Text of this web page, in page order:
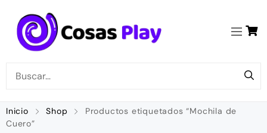
Inicio Shop
Productos etiquetados “Mochila de
Cuero”